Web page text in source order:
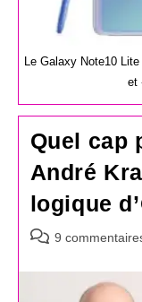
Le Galaxy Note10
et
Quel cap
André
logique
Commentaires
la
publication :
9